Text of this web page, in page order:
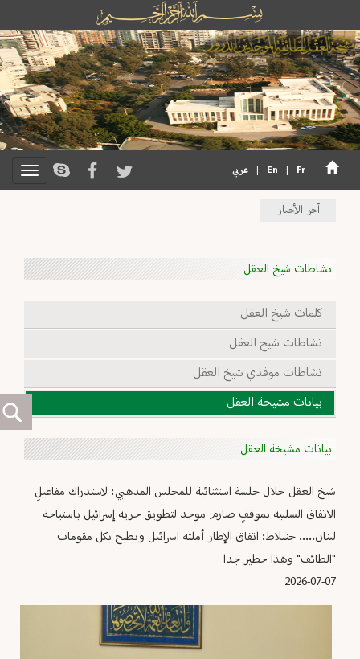
En Fr عربي
آخر الأخبار
نشاطات شيخ العقل
كلمات شيخ العقل
نشاطات شيخ العقل
نشاطات موفدي شيخ العقل
بيانات مشيخة العقل
بيانات مشيخة العقل
شيخ العقل خلال جلسة استثنائية للمجلس المذهبي: لاستدراك مفاعيلِ
الاتفاق السلبية بموقفٍ صارم موحد لتطويق حرية إسرائيل باستباحة
لبنان..... جنبلاط: اتفاق الإطار أملته اسرائيل ويطيح بكل مقومات
"الطائف" وهذا خطير جدا
2026-07-07